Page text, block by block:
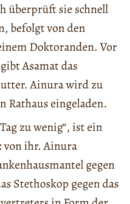
überprüft sie schnell
befolgt von den
Doktoranden. Vor
Asamat das
Ainura wird zu
Rathaus eingeladen.
zu wenig“, ist ein
von ihr. Ainura
gegen
Stethoskop gegen das